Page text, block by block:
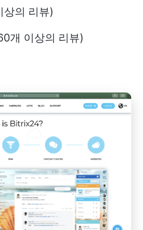
의 리뷰)
개 이상의 리뷰)